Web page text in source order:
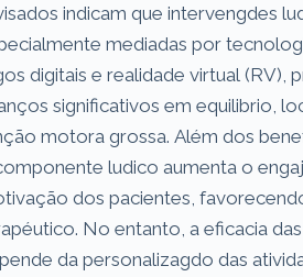
indicam que intervengdes
mediadas por
digitais e realidade virtual (RV),
significativos em equilibrio,
motora grossa. Além dos
ludico aumenta o
dos pacientes,
No entanto, a eficacia
da personalizagdo das